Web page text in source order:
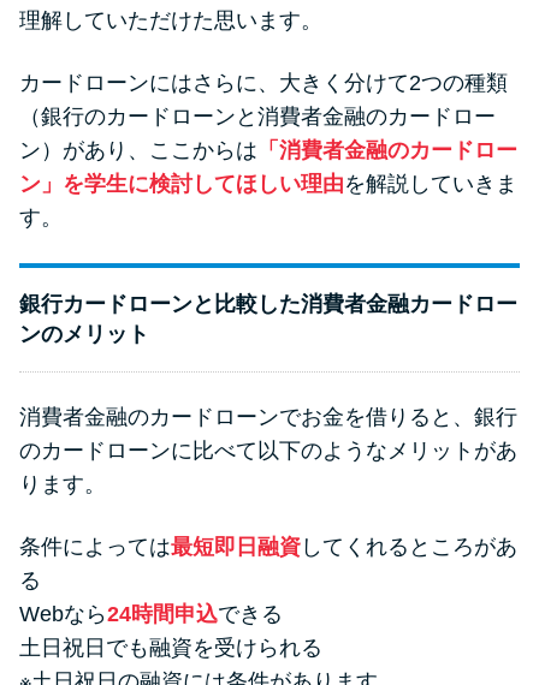
理解していただけた思います。
カードローンにはさらに、大きく分けて2つの種類
（銀行のカードローンと消費者金融のカードロー
ン）があり、ここからは 「消費者金融のカードロー
ン」を学生に検討してほしい理由を解説していきま
す。
銀行カードローンと比較した消費者金融カードロー
ンのメリット
消費者金融のカードローンでお金を借りると、銀行
のカードローンに比べて以下のようなメリットがあ
ります。
条件によっては最短即日融資 してくれるところがあ
る
Webなら24時間申込できる
土日祝日でも融資を受けられる